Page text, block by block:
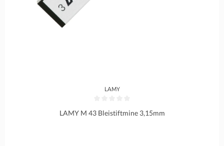
LAMY
LAMY M 43 Bleistiftmine 3,15mm